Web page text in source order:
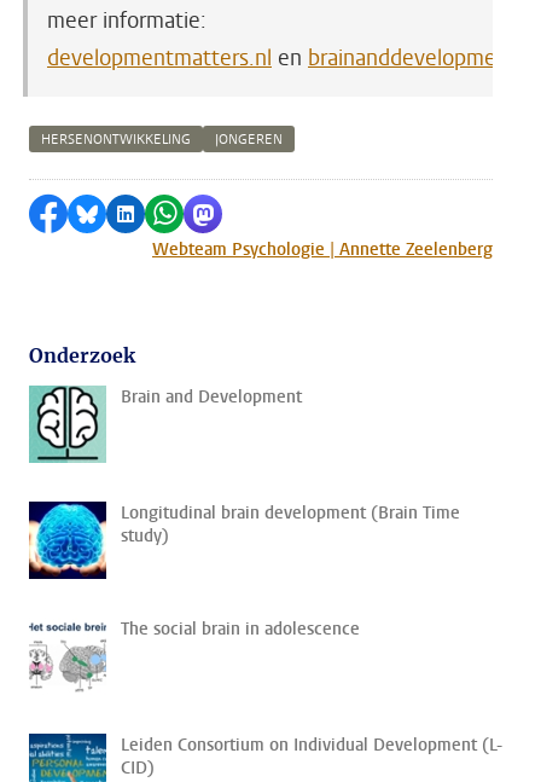
meer informatie:
developmentmatters.nl en brainanddevelopment.nl
HERSENONTWIKKELING JONGEREN
Delen op Facebook
Delen via Bluesky
Delen op LinkedIn
Delen via WhatsApp
Delen via Mastodon
Webteam Psychologie | Annette Zeelenberg
Onderzoek
Brain and Development
Longitudinal brain development (Brain Time
study)
The social brain in adolescence
Leiden Consortium on Individual Development (L-
CID)